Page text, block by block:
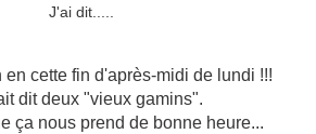
cette fin d'après-midi de lundi !!!
dit deux "vieux gamins".
ça nous prend de bonne heure...